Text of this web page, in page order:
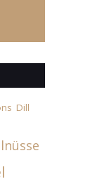
Dill